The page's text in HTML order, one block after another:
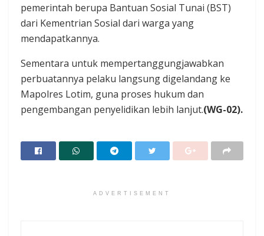
pemerintah berupa Bantuan Sosial Tunai (BST)
dari Kementrian Sosial dari warga yang
mendapatkannya.
Sementara untuk mempertanggungjawabkan
perbuatannya pelaku langsung digelandang ke
Mapolres Lotim, guna proses hukum dan
pengembangan penyelidikan lebih lanjut.‎(WG-02).
ADVERTISEMENT